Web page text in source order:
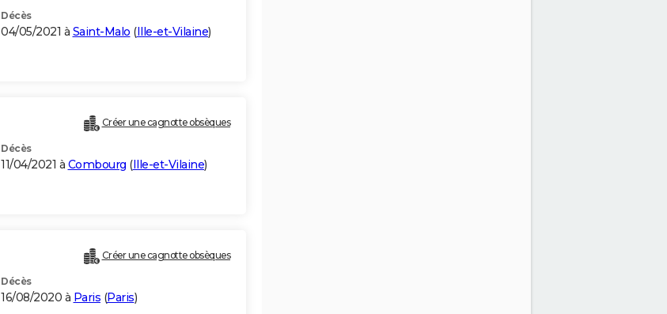
Décès
04/05/2021 à Saint-Malo (Ille-et-Vilaine)
Créer une cagnotte obsèques
Décès
11/04/2021 à Combourg (Ille-et-Vilaine)
Créer une cagnotte obsèques
Décès
16/08/2020 à Paris (Paris)